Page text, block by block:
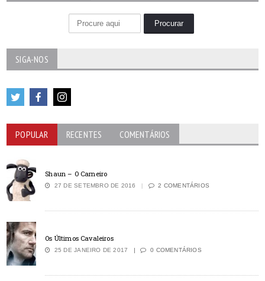
SIGA-NOS
POPULAR RECENTES COMENTÁRIOS
Shaun – O Carneiro
27 DE SETEMBRO DE 2016 2 COMENTÁRIOS
Os Últimos Cavaleiros
25 DE JANEIRO DE 2017 0 COMENTÁRIOS